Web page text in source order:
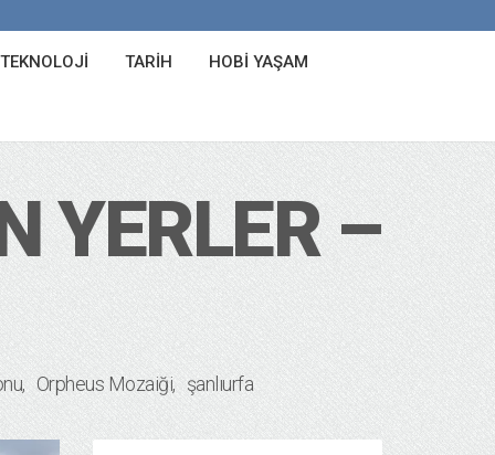
TARIH HOBI YAŞAM
YERLER –
Orpheus Mozaiği şanlıurfa